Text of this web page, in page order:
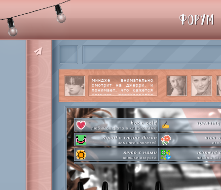
миндже внимательно
смотрит на джерри, и
понимает, что кажется
немного перестарался
далее
hot n cold
любимое фото в клабграмме
город в стиле диско
немного новостей
вот
лето с нами
внешки августа
moment
паззлы
pen-pineapple-apple-pen!
шлакоблокунь заказывали?
сделай это
everyone's a star
покупаем звезды
time goes by
ФОРУМ